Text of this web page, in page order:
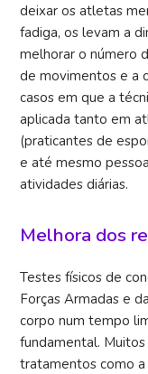
deixar os atletas
fadiga, os levam a
melhorar o número
de movimentos e a
casos em que a
aplicada tanto em
(praticantes de
e até mesmo
atividades diárias.
Melhora dos
Testes físicos de
Forças Armadas e
corpo num tempo
fundamental.
tratamentos como